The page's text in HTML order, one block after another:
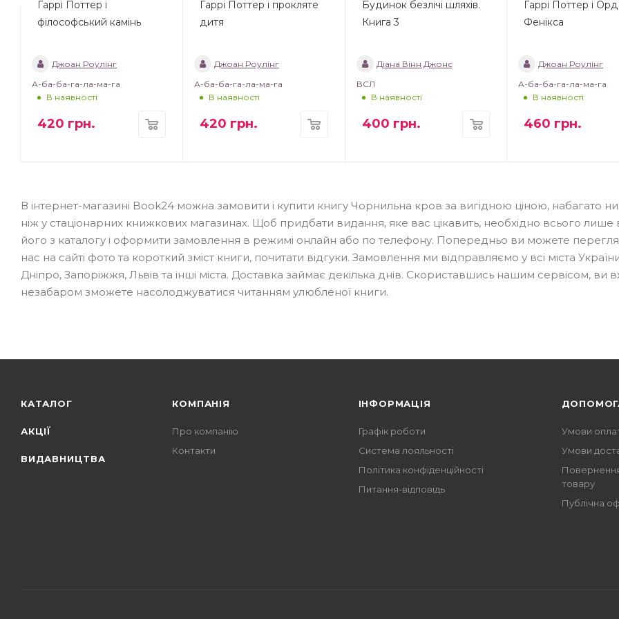
Гаррі Поттер і
філософський камінь
Джоан Роулінг
А-ба-ба-га-ла-ма-га
В наявності
420 грн.
Гаррі Поттер і прокляте
дитя
Джоан Роулінг
А-ба-ба-га-ла-ма-га
В наявності
420 грн.
Будинок безлічі шляхів.
Книга 3
Діана Вінн Джонс
ВСЛ
В наявності
400 грн.
Гаррі Поттер і
Фенікса
Джоан Роулінг
А-ба-ба-га-ла-ма-га
В наявності
460 грн.
В інтернет-магазині Book24 можна замовити і купити книгу Чорнильна кров за вигідною ціною, набагато
ніж у стаціонарних книжкових магазинах. Щоб придбати видання, яке вас цікавить, необхідно всього лише
його з каталогу і оформити замовлення в режимі онлайн або по телефону. Попередньо ви можете
нас на сайті фото та короткий зміст книги, почитати відгуки. Замовлення ми відправляємо у всі міста
Дніпро, Запоріжжя, Львів та інші міста. Доставка займає декілька днів. Скориставшись нашим сервісом, ви
незабаром зможете насолоджуватися читанням улюбленої книги.
КАТАЛОГ
АКЦІЇ
ВИДАВНИЦТВА
КОМПАНІЯ
Про компанію
Контакти
ІНФОРМАЦІЯ
Графік роботи
Система лояльності
Політика конфіденційності
Питання-відповідь
Умови
Умови
товару
Публічна